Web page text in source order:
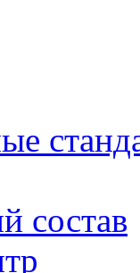
состав